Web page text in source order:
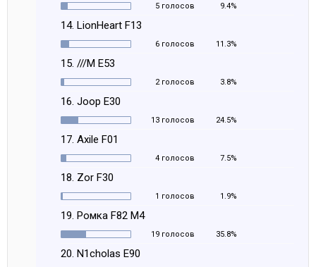
5 голосов 9.4%
14. LionHeart F13
6 голосов 11.3%
15. ///M E53
2 голосов 3.8%
16. Joop E30
13 голосов 24.5%
17. Axile F01
4 голосов 7.5%
18. Zor F30
1 голосов 1.9%
19. Ромка F82 M4
19 голосов 35.8%
20. N1cholas E90